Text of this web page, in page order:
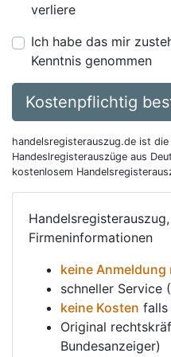
verliere
Ich habe das mir
Kenntnis genommen
Kostenpflichtig
handelsregisterauszug.de ist
Handeslregisterauszüge aus
kostenlosem
Firmeninformationen
keine
schneller Service
keine Kosten falls
Original
Bundesanzeiger)